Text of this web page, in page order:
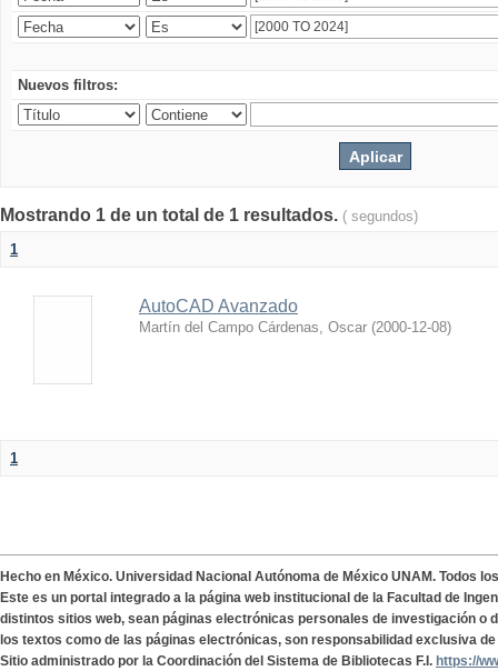
Nuevos filtros:
Mostrando 1 de un total de 1 resultados. ( segundos)
1
AutoCAD Avanzado
Martín del Campo Cárdenas, Oscar (2000-12-08)
1
Hecho en México. Universidad Nacional Autónoma de México UNAM. Todos
Este es un portal integrado a la página web institucional de la Facultad de
distintos sitios web, sean páginas electrónicas personales de investigación o
los textos como de las páginas electrónicas, son responsabilidad exclusiva
Sitio administrado por la Coordinación del Sistema de Bibliotecas F.I. https://